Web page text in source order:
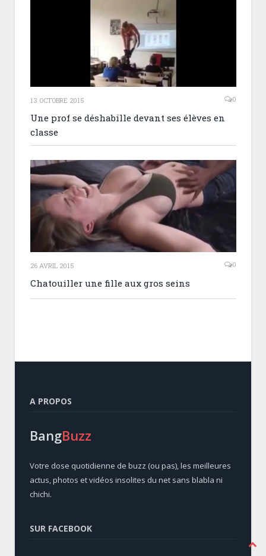
13 OCTOBRE 2015 0
Une prof se déshabille devant ses élèves en
classe
26 AVRIL 2015 0
Chatouiller une fille aux gros seins
A PROPOS
BangBuzz
Votre dose quotidienne de buzz (ou pas), les meilleures
actus, photos et vidéos insolites du net sans blabla ni
chichi.
SUR FACEBOOK